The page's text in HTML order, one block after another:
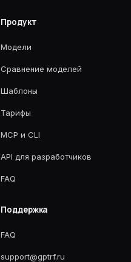
Продукт
Модели
Сравнение моделей
Шаблоны
Тарифы
MCP и CLI
API для разработчиков
FAQ
Поддержка
FAQ
support@gptrf.ru